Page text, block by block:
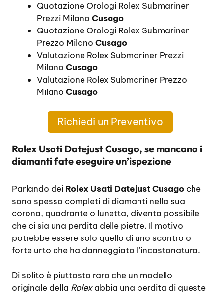
Quotazione Orologi Rolex Submariner
Prezzi Milano Cusago
Quotazione Orologi Rolex Submariner
Prezzo Milano Cusago
Valutazione Rolex Submariner Prezzi
Milano Cusago
Valutazione Rolex Submariner Prezzo
Milano Cusago
Richiedi un Preventivo
Rolex Usati Datejust Cusago, se mancano i
diamanti fate eseguire un’ispezione
Parlando dei Rolex Usati Datejust Cusago che
sono spesso completi di diamanti nella sua
corona, quadrante o lunetta, diventa possibile
che ci sia una perdita delle pietre. Il motivo
potrebbe essere solo quello di uno scontro o
forte urto che ha danneggiato l’incastonatura.
Di solito è piuttosto raro che un modello
originale della Rolexabbia una perdita di queste